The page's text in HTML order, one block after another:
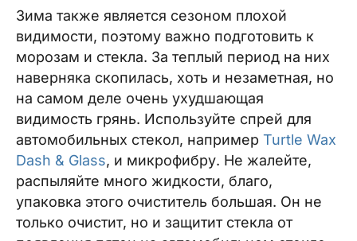
Зима также является сезоном плохой
видимости, поэтому важно подготовить к
морозам и стекла. За теплый период на них
наверняка скопилась, хоть и незаметная, но
на самом деле очень ухудшающая
видимость грянь. Используйте спрей для
автомобильных стекол, например Turtle Wax
Dash & Glass, и микрофибру. Не жалейте,
распыляйте много жидкости, благо,
упаковка этого очиститель большая. Он не
только очистит, но и защитит стекла от